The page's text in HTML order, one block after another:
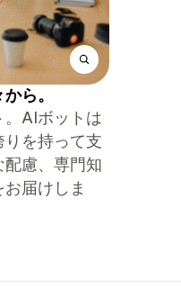
ら。
。AIボットは
を持って支
慮、専門知
届けしま